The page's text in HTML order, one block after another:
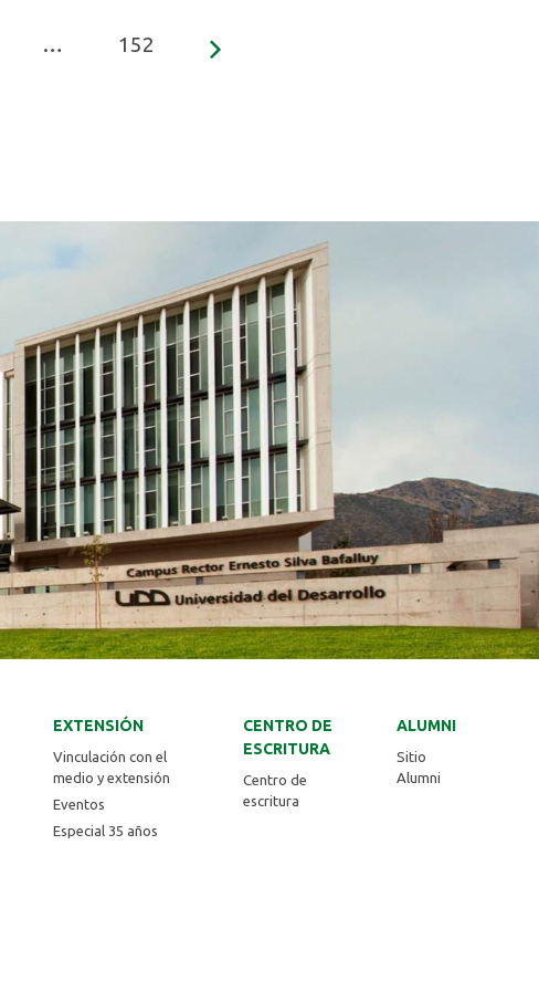
… 152
EXTENSIÓN
Vinculación con el
medio y extensión
Eventos
Especial 35 años
CENTRO DE
ESCRITURA
Centro de
escritura
ALUMNI
Sitio
Alumni